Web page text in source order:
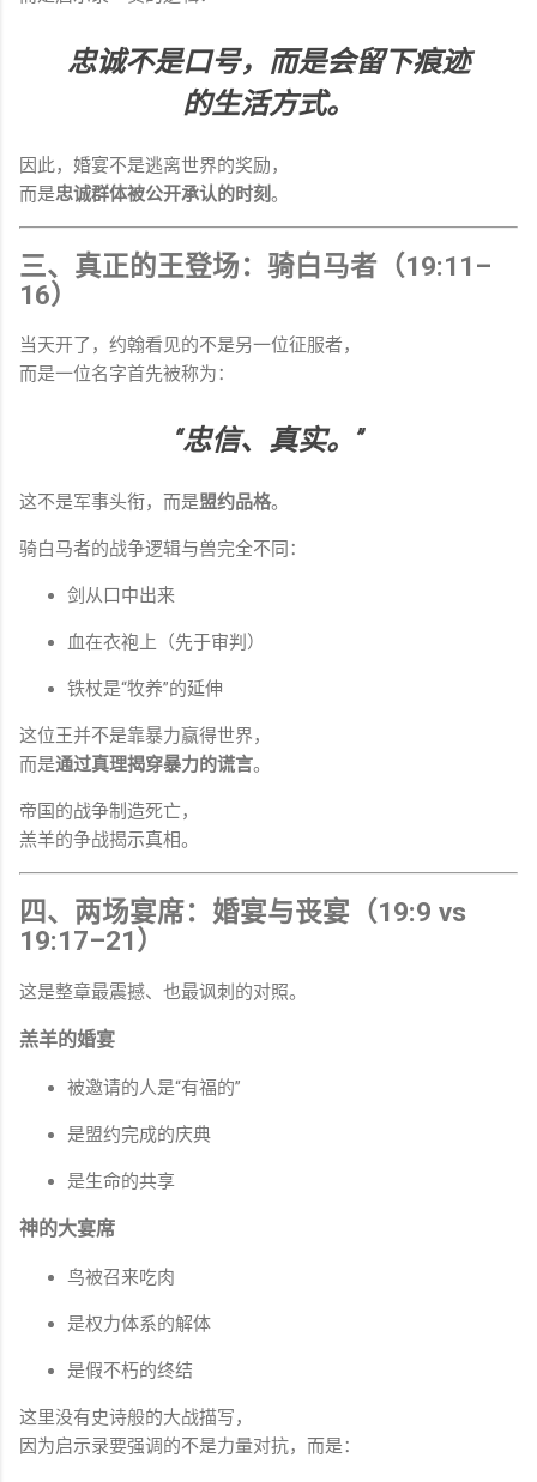
忠诚不是口号，而是会留下痕迹
的生活方式。
因此，婚宴不是逃离世界的奖励，
而是忠诚群体被公开承认的时刻。
三、真正的王登场：骑白马者（19:11–
16）
当天开了，约翰看见的不是另一位征服者，
而是一位名字首先被称为：
“忠信、真实。”
这不是军事头衔，而是盟约品格。
骑白马者的战争逻辑与兽完全不同：
剑从口中出来
血在衣袍上（先于审判）
铁杖是“牧养”的延伸
这位王并不是靠暴力赢得世界，
而是通过真理揭穿暴力的谎言。
帝国的战争制造死亡，
羔羊的争战揭示真相。
四、两场宴席：婚宴与丧宴（19:9 vs
19:17–21）
这是整章最震撼、也最讽刺的对照。
羔羊的婚宴
被邀请的人是“有福的”
是盟约完成的庆典
是生命的共享
神的大宴席
鸟被召来吃肉
是权力体系的解体
是假不朽的终结
这里没有史诗般的大战描写，
因为启示录要强调的不是力量对抗，而是：